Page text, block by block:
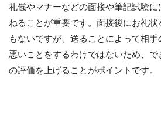
礼儀やマナーなどの面接や筆記試験
ねることが重要です。面接後にお礼
もないですが、送ることによって相手
悪いことをするわけではないため、
の評価を上げることがポイントです。